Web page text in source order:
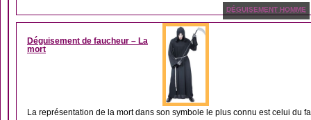
DÉGUISEMENT HOMME
Déguisement de faucheur – La
mort
La représentation de la mort dans son symbole le plus connu est celui du